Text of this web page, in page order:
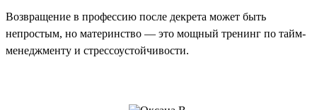
Возвращение в профессию после декрета может быть
непростым, но материнство — это мощный тренинг по тайм-
менеджменту и стрессоустойчивости.